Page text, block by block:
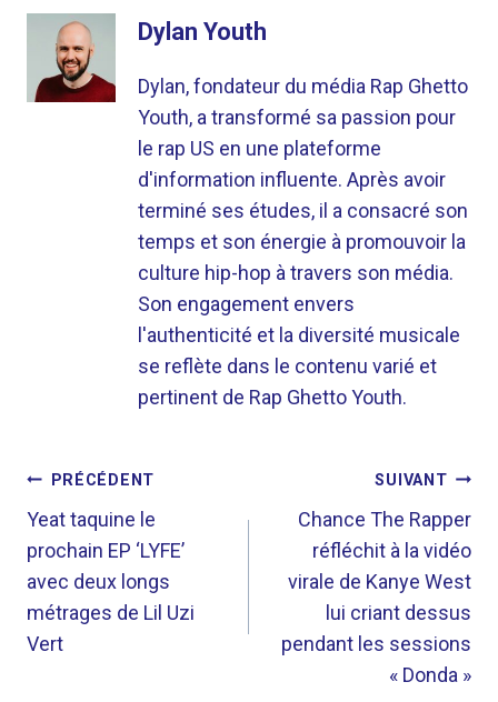
Dylan Youth
Dylan, fondateur du média Rap Ghetto
Youth, a transformé sa passion pour
le rap US en une plateforme
d'information influente. Après avoir
terminé ses études, il a consacré son
temps et son énergie à promouvoir la
culture hip-hop à travers son média.
Son engagement envers
l'authenticité et la diversité musicale
se reflète dans le contenu varié et
pertinent de Rap Ghetto Youth.
NAVIGATION
DE
L’ARTICLE
PRÉCÉDENT
Yeat taquine le
prochain EP ‘LYFE’
avec deux longs
métrages de Lil Uzi
Vert
SUIVANT
Chance The Rapper
réfléchit à la vidéo
virale de Kanye West
lui criant dessus
pendant les sessions
« Donda »